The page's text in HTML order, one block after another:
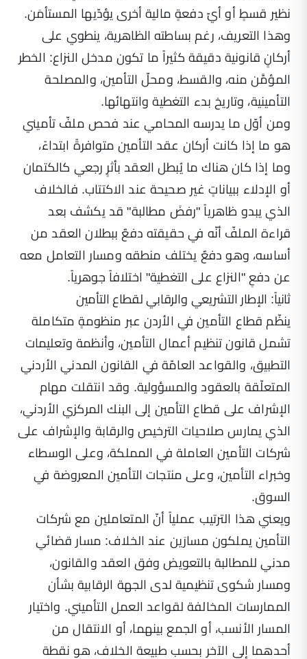
نظير قسطٍ أو أيّ دفعةٍ مالية أخرى يؤدّيها المستأمَن.
وهذا التعريف، رغم بساطته الظاهرية، ينطوي على
أركانٍ قانونية دقيقة كثيراً ما تكون مدخل النزاع: الخطر
المؤمَّن منه، والقسط، ومحلّ التأمين، والمصلحة
التأمينية، وتاريخ بدء التغطية وانتهائها.
ومن أوّل ما يدرسه المحامي عند فحص ملفّ تأميني
هو ما إذا كانت أركان عقد التأمين متوافرةً ابتداءً،
وما إذا كان هناك ما يُبطل العقد بأثرٍ رجعي كالكتمان
أو الإدلاء ببياناتٍ غير صحيحة عند الاكتتاب. فالخلاف
الذي يبدو ظاهرياً "رفضَ مطالبة" قد يكشف بعد
قراءة الملفّ أنّه في حقيقته دفعٌ ببطلان العقد من
أساسه، وهو دفعٌ يختلف منطقه ومسار التعامل معه
عن دفعِ "النزاع على التغطية" اختلافاً جوهرياً.
ثانياً: الإطار التشريعي والرقابي لقطاع التأمين
ينظّم قطاع التأمين في الأردن عبر منظومةٍ متكاملة
تشمل قانون تنظيم أعمال التأمين، وأنظمة وتعليمات
التطبيق، والقواعد العامّة في القانون المدني الأردني
المتعلّقة بالعقود والمسؤولية. وقد انتقلت مهام
الإشراف على قطاع التأمين إلى البنك المركزي الأردني،
الذي يمارس صلاحيات الترخيص والرقابة والإشراف على
شركات التأمين العاملة في المملكة، وعلى الوسطاء
وخبراء التأمين، وعلى منتجات التأمين المعروضة في
السوق.
ويعني هذا الترتيب عملياً أنّ المتعاملين مع شركات
التأمين يملكون مسارَين عند الخلاف: مسار قضائي
مدني للمطالبة بالتعويض وفق العقد والقانون،
ومسار شكوى تنظيمية لدى الجهة الرقابية بشأن
الممارسات المخالفة لقواعد العمل التأميني. واختيار
المسار الأنسب، أو الجمع بينهما، أو الانتقال من
أحدهما إلى الآخر بحسب طبيعة الخلاف، هو نقطة